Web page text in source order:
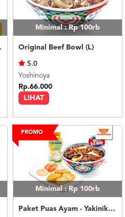
Minimal : Rp 100rb
Original Beef Bowl (L)
LIHAT
5.0
Yoshinoya
Rp.66.000
Minimal : Rp 100rb
Paket Puas Ayam - Yakiniku Beef Paket Puas (R)